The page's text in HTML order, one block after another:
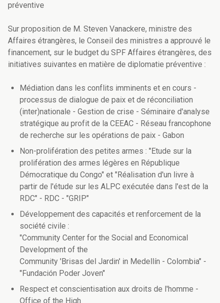
préventive
Sur proposition de M. Steven Vanackere, ministre des
Affaires étrangères, le Conseil des ministres a approuvé le
financement, sur le budget du SPF Affaires étrangères, des
initiatives suivantes en matière de diplomatie préventive :
Médiation dans les conflits imminents et en cours -
processus de dialogue de paix et de réconciliation
(inter)nationale - Gestion de crise - Séminaire d'analyse
stratégique au profit de la CEEAC - Réseau francophone
de recherche sur les opérations de paix - Gabon
Non-prolifération des petites armes : "Etude sur la
prolifération des armes légères en République
Démocratique du Congo" et "Réalisation d'un livre à
partir de l'étude sur les ALPC exécutée dans l'est de la
RDC" - RDC - "GRIP"
Développement des capacités et renforcement de la
société civile :
"Community Center for the Social and Economical
Development of the
Community 'Brisas del Jardin' in Medellín - Colombia" -
"Fundación Poder Joven"
Respect et conscientisation aux droits de l'homme -
Office of the High